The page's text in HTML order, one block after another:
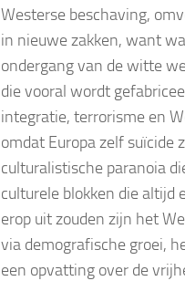
Westerse beschaving,
in nieuwe zakken, want
ondergang van de witte
die vooral wordt
integratie, terrorisme en
omdat Europa zelf suïcide
culturalistische paranoia
culturele blokken die altijd
erop uit zouden zijn het
via demografische groei,
een opvatting over de